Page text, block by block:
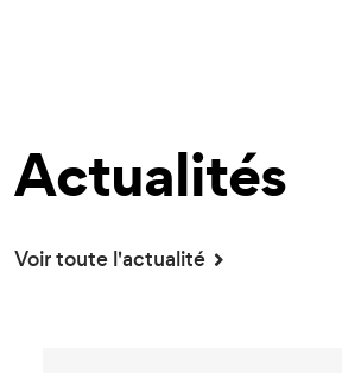
Actualités
Voir toute l'actualité